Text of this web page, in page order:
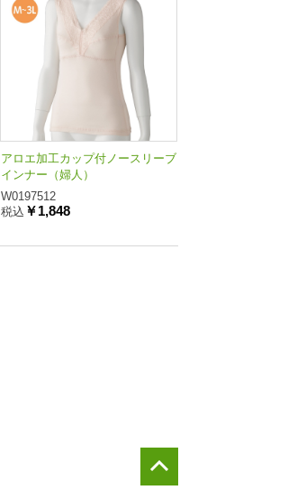
アロエ加工カップ付ノースリーブ
インナー（婦人）
W0197512
税込 ￥1,848